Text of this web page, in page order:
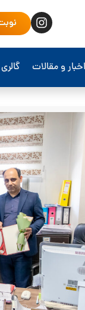
اخبار و مقالات گالری